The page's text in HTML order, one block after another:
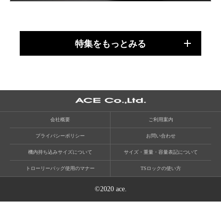
特集をもっとみる
会社概要 ご利用案内
プライバシーポリシー お問い合わせ
機内持ち込みサイズについて サイズ・重量・容量表記について
トローリーバッグ使用のマナー TSロックの使い方
©2020 ace.